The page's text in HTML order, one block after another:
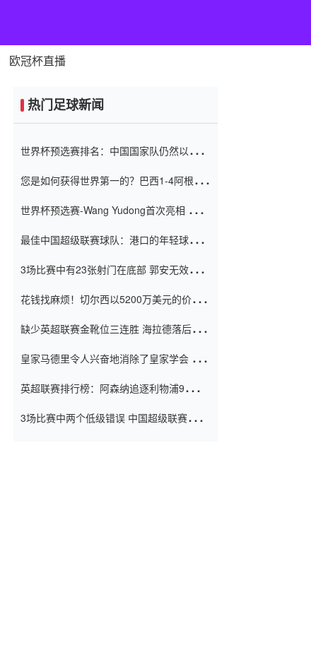
欧冠杯直播
热门足球新闻
世界杯预选赛排名：中国国家队仍然以6分
您是如何获得世界第一的？巴西1-4阿根
世界杯预选赛-Wang Yudong首次亮相 中国
最佳中国超级联赛球队：港口的年轻球员在
（Taishan）
3场比赛中有23张射门在底部 郭安无效传球
花钱找麻烦！切尔西以5200万美元的价格
窗口
缺少英超联赛金靴位三连胜 海拉德落后6球
皇家马德里令人兴奋地消除了皇家学会 安
英超联赛排行榜：阿森纳追逐利物浦9分 曼
3场比赛中两个低级错误 中国超级联赛的前